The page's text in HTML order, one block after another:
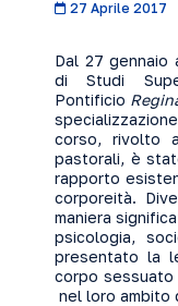
27 Aprile 2017
Dal 27
di Studi
Pontificio
corso, rivolto
pastorali, è
rapporto
corporeità.
maniera
psicologia,
presentato la
corpo
nel loro ambito